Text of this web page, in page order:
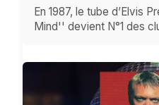
En 1987, le tube d’Elvis
Mind'' devient N°1 des